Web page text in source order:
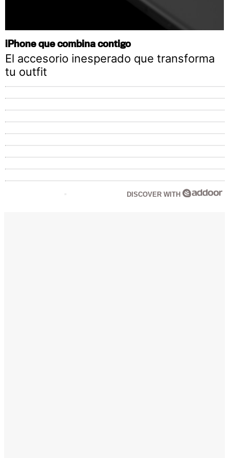
iPhone que combina contigo
El accesorio inesperado que transforma
tu outfit
DISCOVER WITH